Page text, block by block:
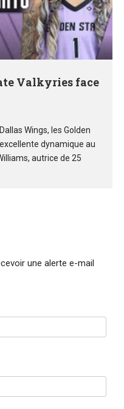
Valkyries face
Wings, les Golden
dynamique au
autrice de 25
une alerte e-mail